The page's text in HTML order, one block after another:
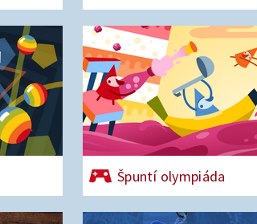
Špuntí olympiáda